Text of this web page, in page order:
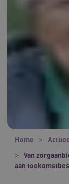
Home
Van
aan